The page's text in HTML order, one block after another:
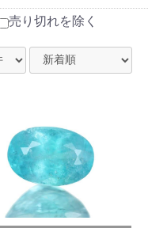
売り切れを除く